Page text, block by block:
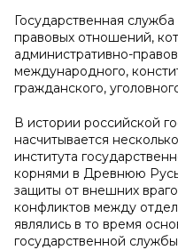
Государственная
правовых отношений,
административно-
международного,
гражданского,
В истории российской
насчитывается
института
корнями в Древнюю
защиты от внешних
конфликтов между
являлись в то время
государственной